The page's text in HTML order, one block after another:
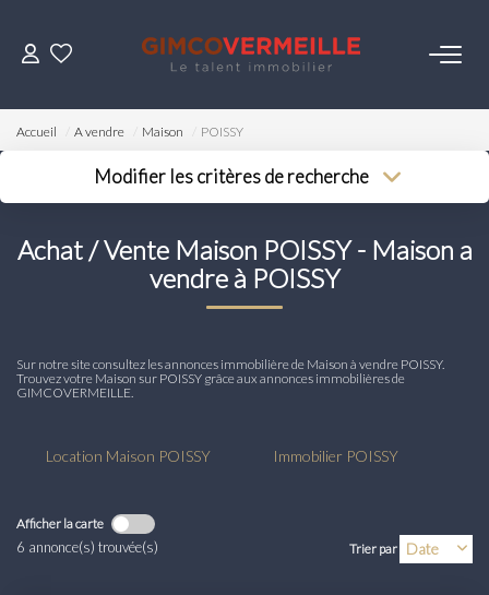
ACHETER
VENDRE
LOUER
ESTIMER
NOS SERVICES
Accueil A vendre Maison POISSY
Modifier les critères de recherche
Sélectionnez...
Type de bien Surface min
Créer une alerte
Achat / Vente Maison POISSY - Maison a
vendre à POISSY
Sur notre site consultez les annonces immobilière de Maison à vendre POISSY.
Trouvez votre Maison sur POISSY grâce aux annonces immobilières de
GIMCOVERMEILLE.
Location Maison POISSY Immobilier POISSY
Afficher la carte
6 annonce(s) trouvée(s) Trier par